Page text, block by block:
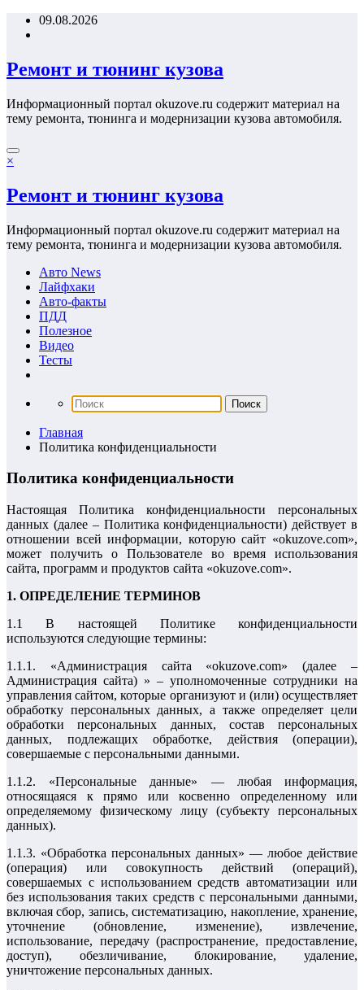
Перейти09.08.2026
Ремонт и тюнинг кузова
Информационный портал okuzove.ru содержит материал на
тему ремонта, тюнинга и модернизации кузова автомобиля.
×
Ремонт и тюнинг кузова
Информационный портал okuzove.ru содержит материал на
тему ремонта, тюнинга и модернизации кузова автомобиля.
Авто News
Лайфхаки
Авто-факты
ПДД
Полезное
Видео
Тесты
Главная
Политика конфиденциальности
Политика конфиденциальности
Настоящая Политика конфиденциальности персональных
данных (далее – Политика конфиденциальности) действует в
отношении всей информации, которую сайт «okuzove.com»,
может получить о Пользователе во время использования
сайта, программ и продуктов сайта «okuzove.com».
1. ОПРЕДЕЛЕНИЕ ТЕРМИНОВ
1.1 В настоящей Политике конфиденциальности
используются следующие термины:
1.1.1. «Администрация сайта «okuzove.com» (далее –
Администрация сайта) » – уполномоченные сотрудники на
управления сайтом, которые организуют и (или) осуществляет
обработку персональных данных, а также определяет цели
обработки персональных данных, состав персональных
данных, подлежащих обработке, действия (операции),
совершаемые с персональными данными.
1.1.2. «Персональные данные» — любая информация,
относящаяся к прямо или косвенно определенному или
определяемому физическому лицу (субъекту персональных
данных).
1.1.3. «Обработка персональных данных» — любое действие
(операция) или совокупность действий (операций),
совершаемых с использованием средств автоматизации или
без использования таких средств с персональными данными,
включая сбор, запись, систематизацию, накопление, хранение,
уточнение (обновление, изменение), извлечение,
использование, передачу (распространение, предоставление,
доступ), обезличивание, блокирование, удаление,
уничтожение персональных данных.